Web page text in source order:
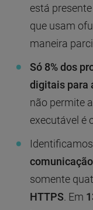
está
que usam
maneira
Só 8% dos
digitais para
não permite
executável é
somente
HTTPS . Em